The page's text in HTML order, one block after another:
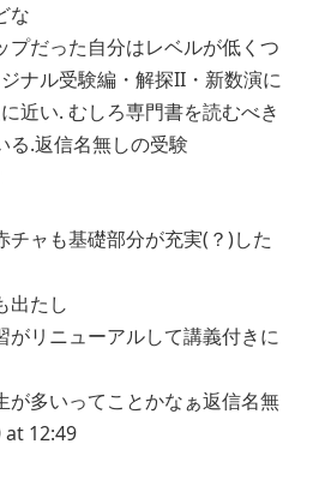
な
プだった自分はレベルが低くつ
ナル受験編・解探II・新数演に
近い. むしろ専門書を読むべき
る.返信名無しの受験
チャも基礎部分が充実(？)した
出たし
がリニューアルして講義付きに
が多いってことかなぁ返信名無
12:49